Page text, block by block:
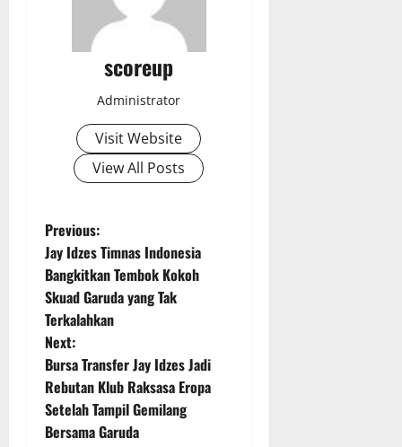
scoreup
Administrator
Visit Website
View All Posts
P
o
s
t
n
a
Previous:
Jay Idzes Timnas Indonesia
Bangkitkan Tembok Kokoh
Skuad Garuda yang Tak
Terkalahkan
Next:
Bursa Transfer Jay Idzes Jadi
Rebutan Klub Raksasa Eropa
Setelah Tampil Gemilang
Bersama Garuda